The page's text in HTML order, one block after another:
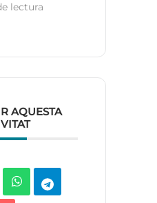
lectura
AQUESTA